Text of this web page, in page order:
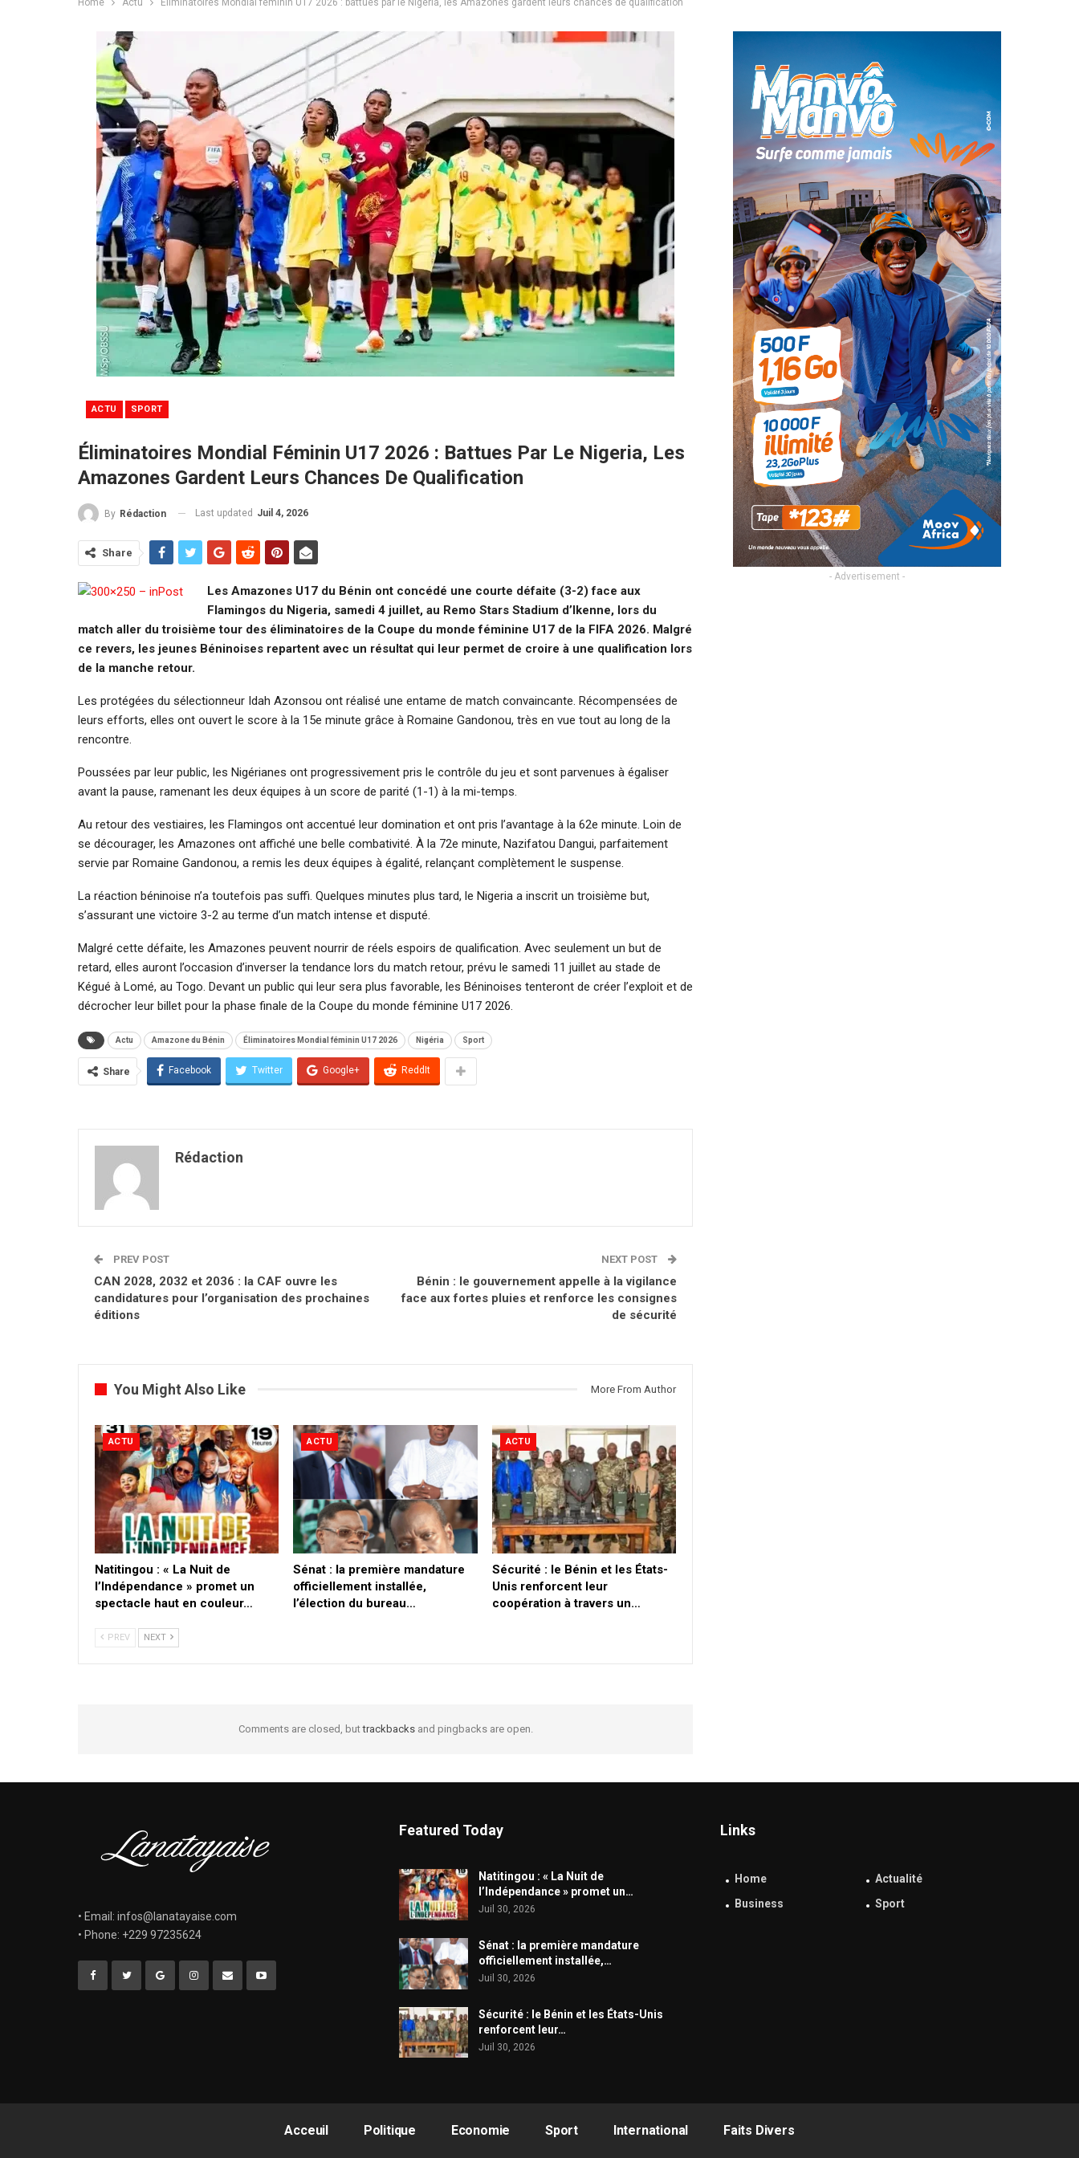
Home Actu Éliminatoires Mondial féminin U17 2026 : battues par le Nigeria, les Amazones gardent leurs chances de qualification
ACTU SPORT
Éliminatoires Mondial Féminin U17 2026 : Battues Par Le Nigeria, Les
Amazones Gardent Leurs Chances De Qualification
By Rédaction Last updated Juil 4, 2026
Share
Les Amazones U17 du Bénin ont concédé une courte défaite (3-2) face aux
Flamingos du Nigeria, samedi 4 juillet, au Remo Stars Stadium d’Ikenne, lors du
match aller du troisième tour des éliminatoires de la Coupe du monde féminine U17 de la FIFA 2026. Malgré
ce revers, les jeunes Béninoises repartent avec un résultat qui leur permet de croire à une qualification lors
de la manche retour.
Les protégées du sélectionneur Idah Azonsou ont réalisé une entame de match convaincante. Récompensées de
leurs efforts, elles ont ouvert le score à la 15e minute grâce à Romaine Gandonou, très en vue tout au long de la
rencontre.
Poussées par leur public, les Nigérianes ont progressivement pris le contrôle du jeu et sont parvenues à égaliser
avant la pause, ramenant les deux équipes à un score de parité (1-1) à la mi-temps.
Au retour des vestiaires, les Flamingos ont accentué leur domination et ont pris l’avantage à la 62e minute. Loin de
se décourager, les Amazones ont affiché une belle combativité. À la 72e minute, Nazifatou Dangui, parfaitement
servie par Romaine Gandonou, a remis les deux équipes à égalité, relançant complètement le suspense.
La réaction béninoise n’a toutefois pas suffi. Quelques minutes plus tard, le Nigeria a inscrit un troisième but,
s’assurant une victoire 3-2 au terme d’un match intense et disputé.
Malgré cette défaite, les Amazones peuvent nourrir de réels espoirs de qualification. Avec seulement un but de
retard, elles auront l’occasion d’inverser la tendance lors du match retour, prévu le samedi 11 juillet au stade de
Kégué à Lomé, au Togo. Devant un public qui leur sera plus favorable, les Béninoises tenteront de créer l’exploit et de
décrocher leur billet pour la phase finale de la Coupe du monde féminine U17 2026.
Actu Amazone du Bénin Éliminatoires Mondial féminin U17 2026 Nigéria Sport
Share Facebook Twitter Google+ ReddIt
Rédaction
PREV POST
CAN 2028, 2032 et 2036 : la CAF ouvre les
candidatures pour l’organisation des prochaines
éditions
NEXT POST
Bénin : le gouvernement appelle à la vigilance
face aux fortes pluies et renforce les consignes
de sécurité
You Might Also Like More From Author
ACTU
​Natitingou : « La Nuit de
l’Indépendance » promet un
spectacle haut en couleur…
ACTU
Sénat : la première mandature
officiellement installée,
l’élection du bureau…
ACTU
Sécurité : le Bénin et les États-
Unis renforcent leur
coopération à travers un…
PREV NEXT
Comments are closed, buttrackbacksand pingbacks are open.
- Advertisement -
• Email: infos@lanatayaise.com
• Phone: +229 97235624
Featured Today
​Natitingou : « La Nuit de
l’Indépendance » promet un…
Juil 30, 2026
Sénat : la première mandature
officiellement installée,…
Juil 30, 2026
Sécurité : le Bénin et les États-Unis
renforcent leur…
Juil 30, 2026
Links
Home
Actualité
Business
Sport
Acceuil Politique Economie Sport International Faits Divers